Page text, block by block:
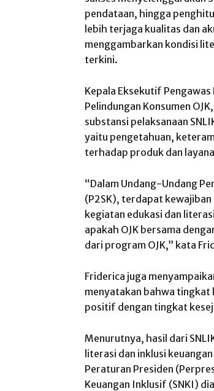
pendataan, hingga
lebih terjaga kualitas dan
menggambarkan kondisi
terkini.
Kepala Eksekutif Pengawas
Pelindungan Konsumen
substansi pelaksanaan
yaitu pengetahuan,
terhadap produk dan
“Dalam Undang-Undang
(P2SK), terdapat kewajiban
kegiatan edukasi dan
apakah OJK bersama
dari program OJK,” kata
Friderica juga
menyatakan bahwa tingkat
positif dengan tingkat
Menurutnya, hasil dari
literasi dan inklusi
Peraturan Presiden
Keuangan Inklusif (SNKI)